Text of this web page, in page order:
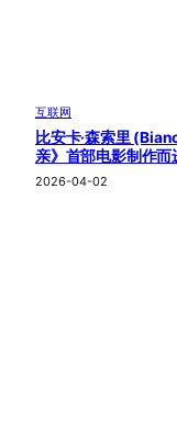
互联网
比安卡·森索里
亲》首部电影制作而
2026-04-02